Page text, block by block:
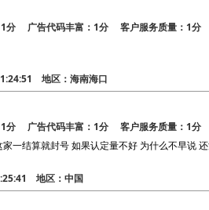
分 广告代码丰富：1分 客户服务质量：1分
地区：海南海口
分 广告代码丰富：1分 客户服务质量：1分
一结算就封号 如果认定量不好 为什么不早说
地区：中国